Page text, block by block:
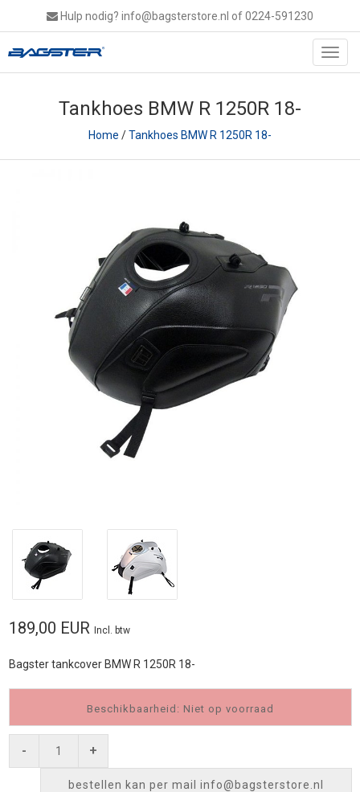
Hulp nodig? info@bagsterstore.nl of 0224-591230
Tankhoes BMW R 1250R 18-
Home /Tankhoes BMW R 1250R 18-
189,00 EUR Incl. btw
Bagster tankcover BMW R 1250R 18-
Beschikbaarheid: Niet op voorraad
- +
bestellen kan per mail info@bagsterstore.nl